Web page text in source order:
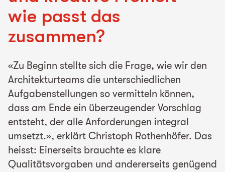
wie passt das
zusammen?
«Zu Beginn stellte sich die Frage, wie wir den
Architekturteams die unterschiedlichen
Aufgabenstellungen so vermitteln können,
dass am Ende ein überzeugender Vorschlag
entsteht, der alle Anforderungen integral
umsetzt.», erklärt Christoph Rothenhöfer. Das
heisst: Einerseits brauchte es klare
Qualitätsvorgaben und andererseits genügend